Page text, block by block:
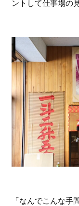
ントして仕事場の
「なんでこんな手